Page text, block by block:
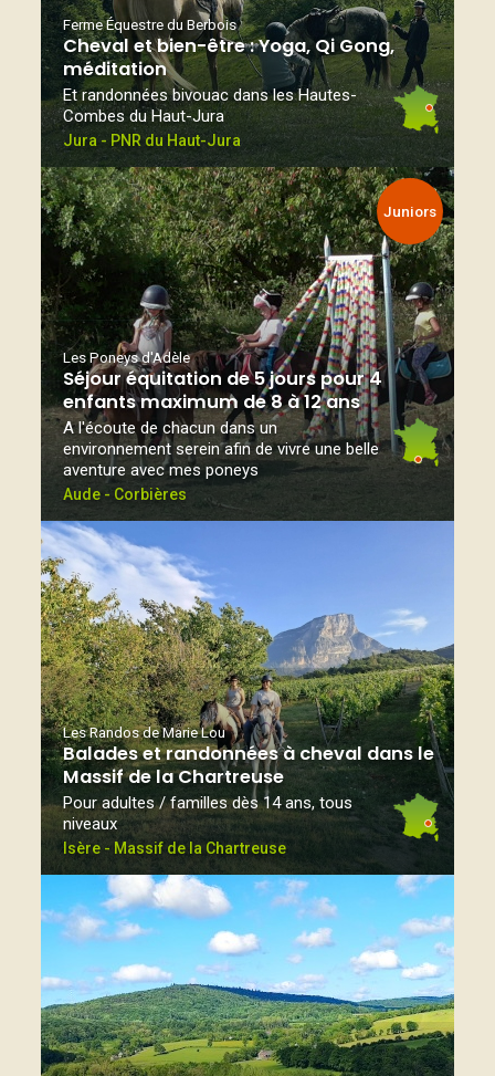
Ferme Équestre du Berbois
Cheval et bien-être : Yoga, Qi Gong,
méditation
Et randonnées bivouac dans les Hautes-
Combes du Haut-Jura
Jura - PNR du Haut-Jura
Juniors
Les Poneys d'Adèle
Séjour équitation de 5 jours pour 4
enfants maximum de 8 à 12 ans
A l'écoute de chacun dans un
environnement serein afin de vivre une belle
aventure avec mes poneys
Aude - Corbières
Les Randos de Marie Lou
Balades et randonnées à cheval dans le
Massif de la Chartreuse
Pour adultes / familles dès 14 ans, tous
niveaux
Isère - Massif de la Chartreuse